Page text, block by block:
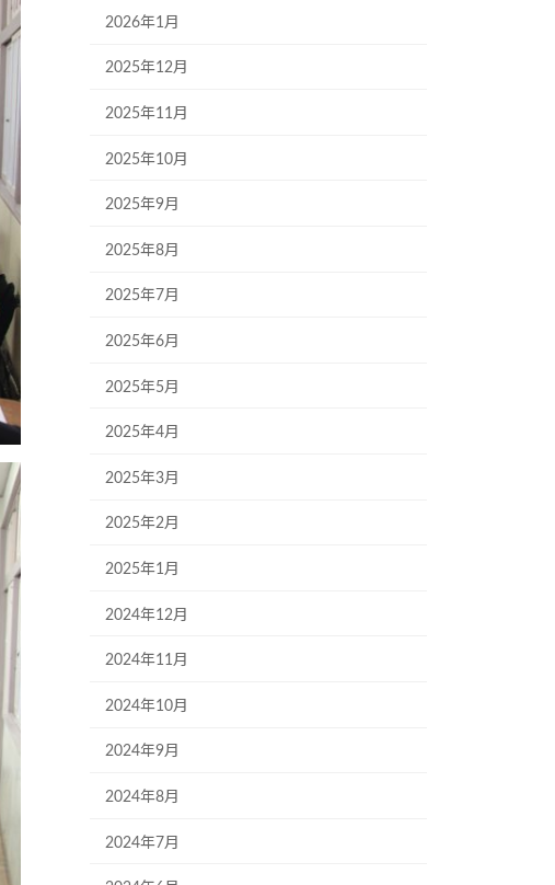
2026年1月
2025年12月
2025年11月
2025年10月
2025年9月
2025年8月
2025年7月
2025年6月
2025年5月
2025年4月
2025年3月
2025年2月
2025年1月
2024年12月
2024年11月
2024年10月
2024年9月
2024年8月
2024年7月